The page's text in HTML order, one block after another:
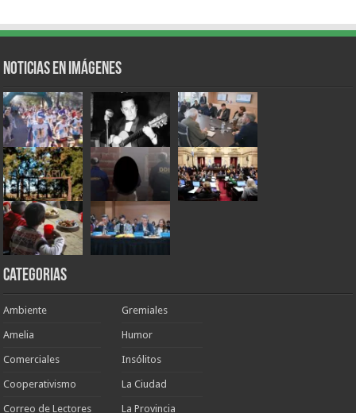
Noticias en Imágenes
Categorias
Ambiente
Amelia
Comerciales
Cooperativismo
Correo de Lectores
Gremiales
Humor
Insólitos
La Ciudad
La Provincia